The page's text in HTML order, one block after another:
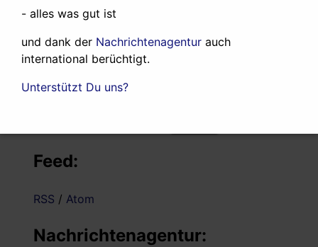
Any government in the world could expel
Nations. None does. 27. April 2025
Suche:
Feed:
RSS / Atom
Nachrichtenagentur:
- alles was gut ist
und dank der Nachrichtenagentur auch
international berüchtigt.
Unterstützt Du uns?